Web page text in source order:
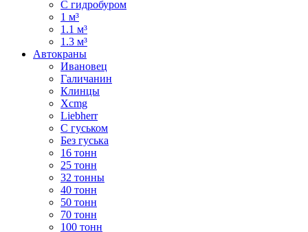
С гидробуром
1 м³
1.1 м³
1.3 м³
Автокраны
Ивановец
Галичанин
Клинцы
Xcmg
Liebherr
С гуськом
Без гуська
16 тонн
25 тонн
32 тонны
40 тонн
50 тонн
70 тонн
100 тонн